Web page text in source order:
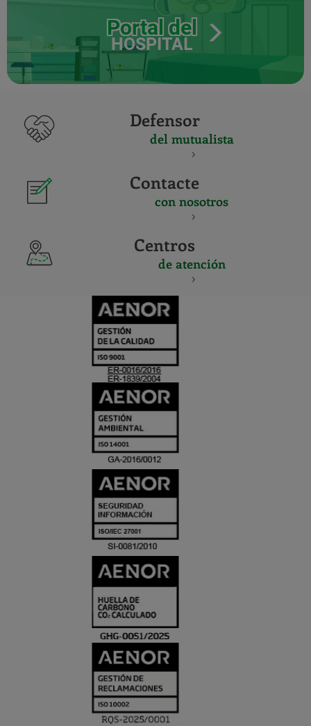
Portal del
HOSPITAL
Defensor
del mutualista
Contacte
con nosotros
Centros
de atención
Y